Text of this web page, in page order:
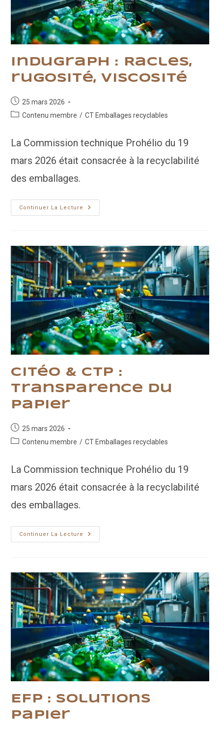
Indugraph : Racles,
rugosité, viscosité
Publication
publiée :
25 mars 2026
PostContenu membre / CT Emballages recyclables
La Commission technique Prohélio du 19
mars 2026 était consacrée à la recyclabilité
des emballages.
Continuer La Lecture
Indugraph
:
Citéo & CTP :
transparence du
papier
Publication
publiée :
25 mars 2026
PostContenu membre / CT Emballages recyclables
La Commission technique Prohélio du 19
mars 2026 était consacrée à la recyclabilité
des emballages.
Continuer La Lecture
Citéo
&
Papier
EFP : solutions
papier